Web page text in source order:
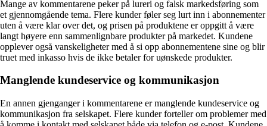
Mange av kommentarene peker på lureri og falsk markedsføring som
et gjennomgående tema. Flere kunder føler seg lurt inn i abonnementer
uten å være klar over det, og prisen på produktene er oppgitt å være
langt høyere enn sammenlignbare produkter på markedet. Kundene
opplever også vanskeligheter med å si opp abonnementene sine og blir
truet med inkasso hvis de ikke betaler for uønskede produkter.
Manglende kundeservice og kommunikasjon
En annen gjenganger i kommentarene er manglende kundeservice og
kommunikasjon fra selskapet. Flere kunder forteller om problemer med